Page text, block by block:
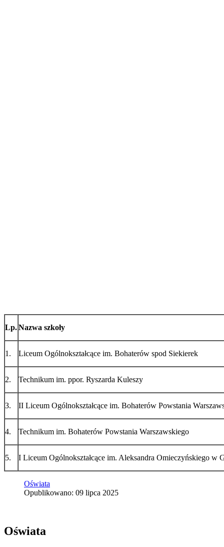
Lp.Nazwa szkoły
1. Liceum Ogólnokształcące im. Bohaterów spod Siekierek
2. Technikum im. ppor. Ryszarda Kuleszy
3. II Liceum Ogólnokształcące im. Bohaterów Powstania
4. Technikum im. Bohaterów Powstania Warszawskiego
5. I Liceum Ogólnokształcące im. Aleksandra Omieczyńskiego w
Oświata
Opublikowano: 09 lipca 2025
Oświata